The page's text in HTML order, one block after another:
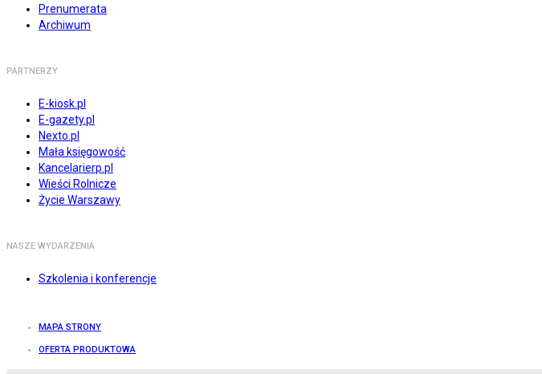
Prenumerata
Archiwum
PARTNERZY
E-kiosk.pl
E-gazety.pl
Nexto.pl
Mała księgowość
Kancelarierp.pl
Wieści Rolnicze
Życie Warszawy
NASZE WYDARZENIA
Szkolenia i konferencje
MAPA STRONY
OFERTA PRODUKTOWA